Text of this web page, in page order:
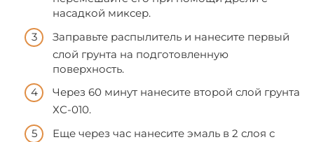
насадкой миксер.
Заправьте распылитель и нанесите первый
слой грунта на подготовленную
поверхность.
Через 60 минут нанесите второй слой грунта
ХС-010.
Еще через час нанесите эмаль в 2 слоя с